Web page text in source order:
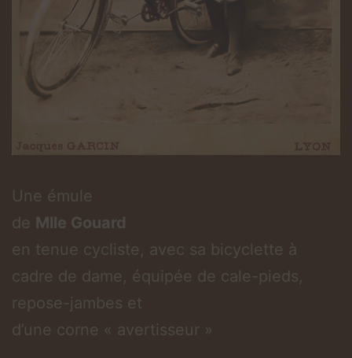
Une émule
de Mlle Gouard
en tenue cycliste, avec sa bicyclette à
cadre de dame, équipée de cale-pieds,
repose-jambes et
d’une corne « avertisseur »